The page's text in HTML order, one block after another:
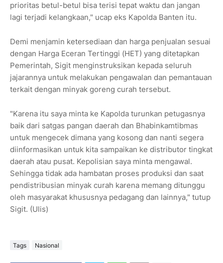
prioritas betul-betul bisa terisi tepat waktu dan jangan
lagi terjadi kelangkaan," ucap eks Kapolda Banten itu.
Demi menjamin ketersediaan dan harga penjualan sesuai
dengan Harga Eceran Tertinggi (HET) yang ditetapkan
Pemerintah, Sigit menginstruksikan kepada seluruh
jajarannya untuk melakukan pengawalan dan pemantauan
terkait dengan minyak goreng curah tersebut.
"Karena itu saya minta ke Kapolda turunkan petugasnya
baik dari satgas pangan daerah dan Bhabinkamtibmas
untuk mengecek dimana yang kosong dan nanti segera
diinformasikan untuk kita sampaikan ke distributor tingkat
daerah atau pusat. Kepolisian saya minta mengawal.
Sehingga tidak ada hambatan proses produksi dan saat
pendistribusian minyak curah karena memang ditunggu
oleh masyarakat khususnya pedagang dan lainnya," tutup
Sigit. (Ulis)
Tags Nasional